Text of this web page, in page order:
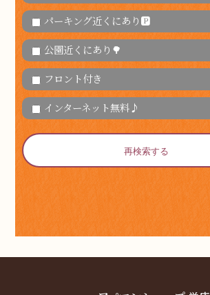
パーキング近くにあり🅿
公園近くにあり🌳
フロント付き
インターネット無料♪